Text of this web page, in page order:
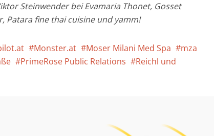
Steinwender bei Evamaria Thonet, Gosset
Patara fine thai cuisine und yamm!
Monster.at Moser Milani Med Spa
mza
PrimeRose Public Relations
Reichl und